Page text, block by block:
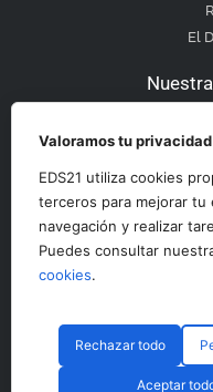
El
©
Valoramos tu privacidad
EDS21 utiliza cookies
terceros para mejorar tu
navegación y realizar
Puedes consultar
cookies.
Rechazar todo
Aceptar